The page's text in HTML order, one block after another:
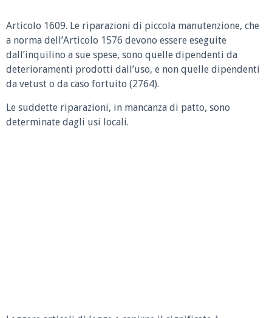
Articolo 1609. Le riparazioni di piccola manutenzione, che
a norma dell’Articolo 1576 devono essere eseguite
dall’inquilino a sue spese, sono quelle dipendenti da
deterioramenti prodotti dall’uso, e non quelle dipendenti
da vetust o da caso fortuito (2764).
Le suddette riparazioni, in mancanza di patto, sono
determinate dagli usi locali.